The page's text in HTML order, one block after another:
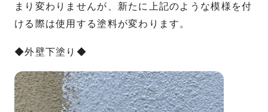
まり変わりませんが、新たに上記のような模様を付
ける際は使用する塗料が変わります。
◆外壁下塗り◆